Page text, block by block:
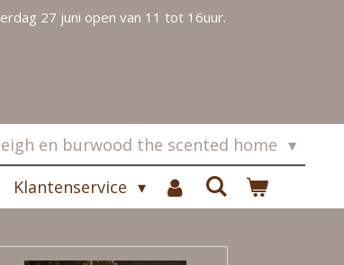
27 juni open van 11 tot 16uur.
en burwood the scented home
Klantenservice